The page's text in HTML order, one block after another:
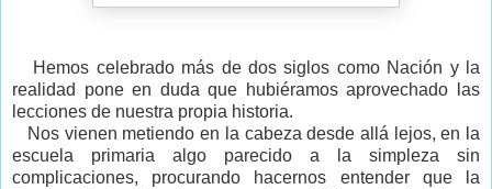
Hemos celebrado más de dos siglos como Nación y la
realidad pone en duda que hubiéramos aprovechado las
lecciones de nuestra propia historia.
Nos vienen metiendo en la cabeza desde allá lejos, en la
escuela primaria algo parecido a la simpleza sin
complicaciones, procurando hacernos entender que la